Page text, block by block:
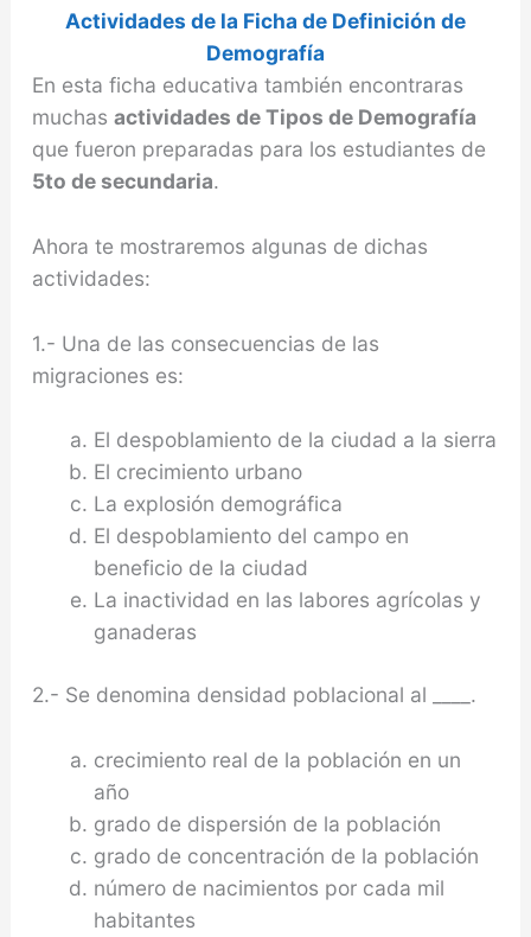
Actividades de la Ficha de Definición de
Demografía
En esta ficha educativa también encontraras
muchas actividades de Tipos de Demografía
que fueron preparadas para los estudiantes de
5to de secundaria.
Ahora te mostraremos algunas de dichas
actividades:
1.- Una de las consecuencias de las
migraciones es:
El despoblamiento de la ciudad a la sierra
El crecimiento urbano
La explosión demográfica
El despoblamiento del campo en
beneficio de la ciudad
La inactividad en las labores agrícolas y
ganaderas
2.- Se denomina densidad poblacional al ____.
crecimiento real de la población en un
año
grado de dispersión de la población
grado de concentración de la población
número de nacimientos por cada mil
habitantes